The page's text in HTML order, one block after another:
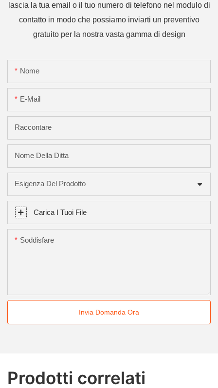
lascia la tua email o il tuo numero di telefono nel modulo di
contatto in modo che possiamo inviarti un preventivo
gratuito per la nostra vasta gamma di design
Nome
E-Mail
Raccontare
Nome Della Ditta
Esigenza Del Prodotto
Carica I Tuoi File
Soddisfare
Invia Domanda Ora
Prodotti correlati